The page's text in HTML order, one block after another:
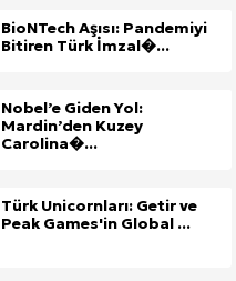
BioNTech Aşısı: Pandemiyi
Bitiren Türk İmzal�...
Nobel’e Giden Yol:
Mardin’den Kuzey
Carolina�...
Türk Unicornları: Getir ve
Peak Games'in Global ...